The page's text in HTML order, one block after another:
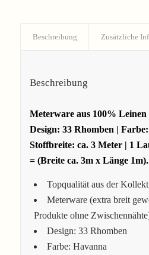
Beschreibung Zusätzliche
Beschreibung
Meterware aus 100% Leinen
Design: 33 Rhomben |
Stoffbreite: ca. 3 Meter | 1
= (Breite ca. 3m x Länge 1m).
Topqualität aus der
Meterware (extra breit
Produkte ohne
Design: 33 Rhomben
Farbe: Havanna